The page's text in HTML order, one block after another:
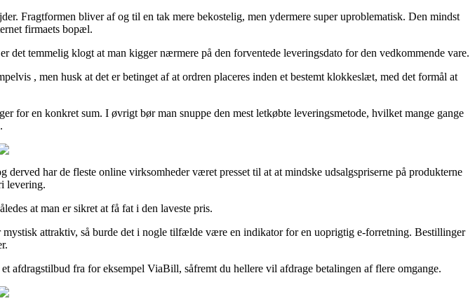
Fragtformen bliver af og til en tak mere bekostelig, men ydermere super uproblematisk. Den mindst
firmaets bopæl.
temmelig klogt at man kigger nærmere på den forventede leveringsdato for den vedkommende vare.
, men husk at det er betinget af at ordren placeres inden et bestemt klokkeslæt, med det formål at
en konkret sum. I øvrigt bør man snuppe den mest letkøbte leveringsmetode, hvilket mange gange
har de fleste online virksomheder været presset til at at mindske udsalgspriserne på produkterne
levering.
at man er sikret at få fat i den laveste pris.
attraktiv, så burde det i nogle tilfælde være en indikator for en uoprigtig e-forretning. Bestillinger
fra for eksempel ViaBill, såfremt du hellere vil afdrage betalingen af flere omgange.